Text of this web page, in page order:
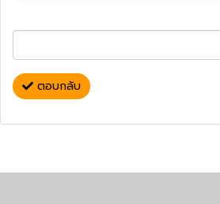
ตอบกลับ